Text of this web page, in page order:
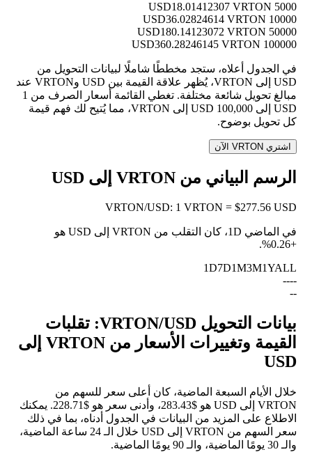
5000 USD
18.01412307 VRTON
10000 USD
36.02824614 VRTON
50000 USD
180.14123072 VRTON
100000 USD
360.28246145 VRTON
في الجدول أعلاه، ستجد مخططًا شاملًا لبيانات التحويل من
USD إلى VRTON، يُظهر علاقة القيمة بين USD وVRTON عند
مبالغ تحويل شائعة مختلفة. تغطي القائمة أسعار الصرف من 1
USD إلى 100,000 USD إلى VRTON، مما يُتيح لك فهم قيمة
كل تحويل بوضوح.
اشتري VRTON الآن
الرسم البياني من VRTON إلى USD
VRTON/USD: 1 VRTON = $277.56 USD
في الماضي 1D، كان التقلب من VRTON إلى USD هو
+0.26%
.
1D7D1M3M1YALL
--
--
--
بيانات التحويل VRTON/USD: تقلبات
القيمة وتغييرات الأسعار من VRTON إلى
USD
خلال الأيام السبعة الماضية، كان أعلى سعر للسهم من
VRTON إلى USD هو $283.43، وأدنى سعر هو $228.71. يمكنك
الاطلاع على المزيد من البيانات في الجدول أدناه، بما في ذلك
سعر السهم من VRTON إلى USD خلال الـ 24 ساعة الماضية،
والـ 30 يومًا الماضية، والـ 90 يومًا الماضية.